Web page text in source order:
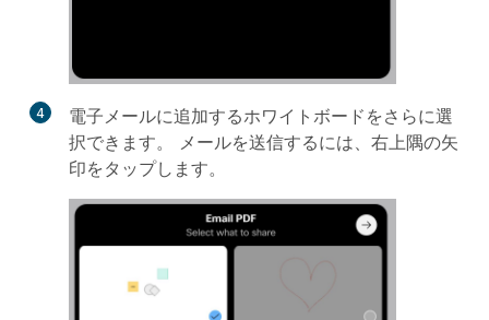
4
電子メールに追加するホワイトボードをさらに選
択できます。 メールを送信するには、右上隅の矢
印をタップします。